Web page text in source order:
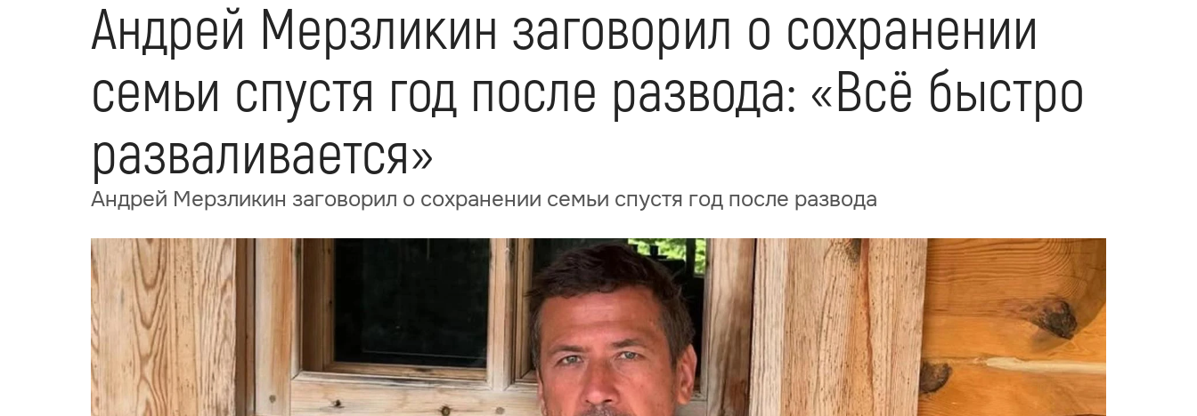
Андрей Мерзликин заговорил о сохранении
семьи спустя год после развода: «Всё быстро
разваливается»
Андрей Мерзликин заговорил о сохранении семьи спустя год после развода